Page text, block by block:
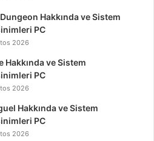
Hakkında ve Sistem
PC
2026
Hakkında ve Sistem
PC
2026
Hakkında ve Sistem
PC
2026